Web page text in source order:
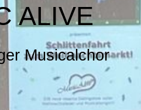
ALIVE
Musicalchor